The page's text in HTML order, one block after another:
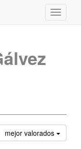
mejor valorados